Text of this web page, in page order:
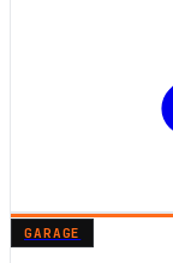
GARAGE